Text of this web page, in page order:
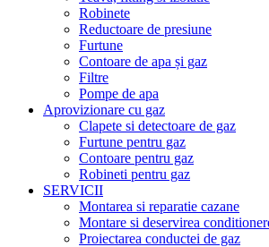
Robinete
Reductoare de presiune
Furtune
Contoare de apa și gaz
Filtre
Pompe de apa
Aprovizionare cu gaz
Clapete si detectoare de gaz
Furtune pentru gaz
Contoare pentru gaz
Robineti pentru gaz
SERVICII
Montarea si reparatie cazane
Montare si deservirea
Proiectarea conductei de gaz